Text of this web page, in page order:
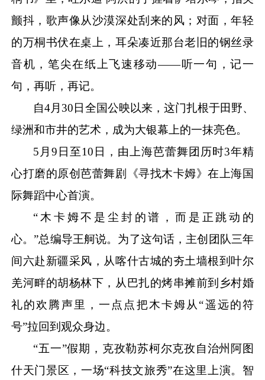
颤抖，歌声像从沙漠深处刮来的风；对面，年轻
的万桐书伏在桌上，耳朵凑近那台老旧的钢丝录
音机，笔尖在纸上飞速移动——听一句，记一
句，再听，再记。
自4月30日全国公映以来，这门扎根于田野、
绿洲和市井的艺术，成为大银幕上的一抹亮色。
5月9日至10日，由上海芭蕾舞团历时3年精
心打磨的原创芭蕾舞剧《寻找木卡姆》在上海国
际舞蹈中心首演。
“木卡姆不是尘封的谱，而是正跳动的
心。”总编导王舸说。为了这句话，主创团队三年
间六赴新疆采风，从喀什古城的夯土墙根到叶尔
羌河畔的胡杨林下，从巴扎的烤串摊前到乡村婚
礼的欢腾声里，一点点把木卡姆从“遥远的符
号”拉回到观众身边。
“五一”假期，克孜勒苏柯尔克孜自治州阿图
什天门景区，一场“科技文旅秀”在这里上演。智